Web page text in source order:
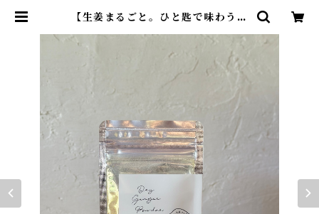
【生姜まるごと。ひと匙で味わう】